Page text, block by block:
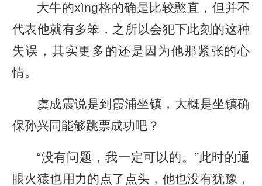
大牛的xìng格的确是比较憨直，但并不
代表他就有多笨，之所以会犯下此刻的这种
失误，其实更多的还是因为他那紧张的心
情。
虞成震说是到霞浦坐镇，大概是坐镇确
保孙兴同能够跳票成功吧？
“没有问题，我一定可以的。”此时的通
眼火猿也用力的点了点头，他也没有犹豫，